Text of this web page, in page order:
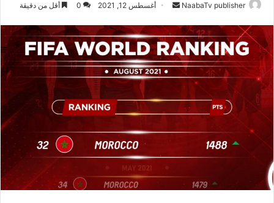
NaabaTv publisher
س
ل
ب
ر
أغسطس 12, 2021 0 أقل من دقيقة